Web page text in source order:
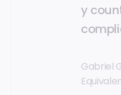
y
Gabriel